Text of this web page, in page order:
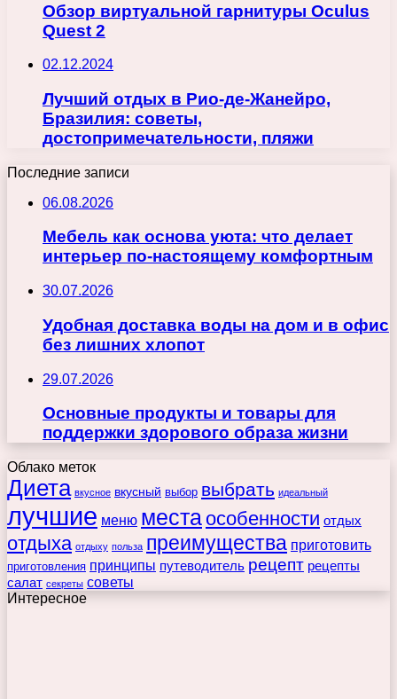
Обзор виртуальной гарнитуры Oculus
Quest 2
02.12.2024
Лучший отдых в Рио-де-Жанейро,
Бразилия: советы,
достопримечательности, пляжи
Последние записи
06.08.2026
Мебель как основа уюта: что делает
интерьер по-настоящему комфортным
30.07.2026
Удобная доставка воды на дом и в офис
без лишних хлопот
29.07.2026
Основные продукты и товары для
поддержки здорового образа жизни
Облако меток
Диета вкусное вкусный выбор выбрать идеальный
лучшие меню места особенности отдых
отдыха отдыху польза преимущества приготовить
приготовления принципы путеводитель рецепт рецепты
салат секреты советы
Интересное